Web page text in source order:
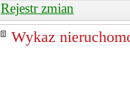
Rejestr zmian
Wykaz